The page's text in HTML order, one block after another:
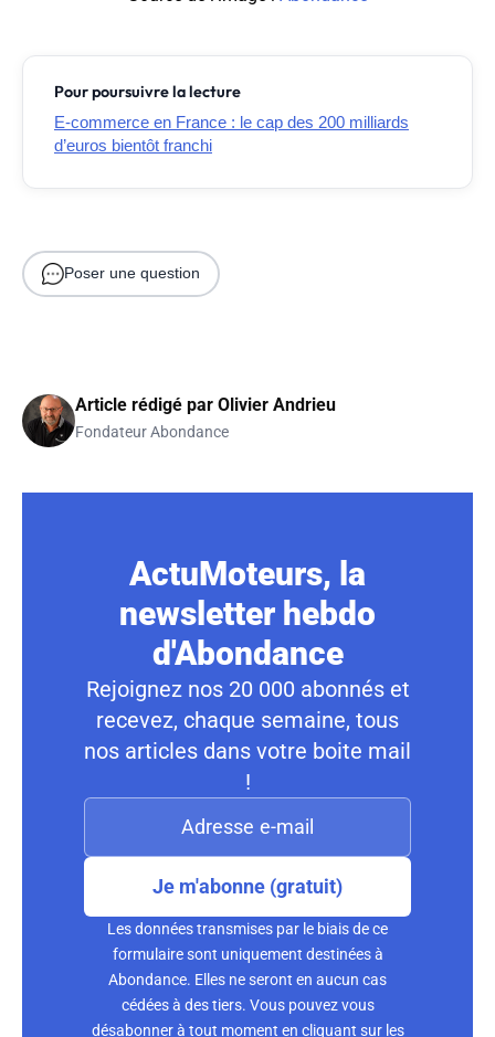
Pour poursuivre la lecture
E-commerce en France : le cap des 200 milliards
d’euros bientôt franchi
Poser une question
Article rédigé par Olivier Andrieu
Fondateur Abondance
ActuMoteurs, la
newsletter hebdo
d'Abondance
Rejoignez nos 20 000 abonnés et
recevez, chaque semaine, tous
nos articles dans votre boite mail
!
Je m'abonne (gratuit)
Les données transmises par le biais de ce
formulaire sont uniquement destinées à
Abondance. Elles ne seront en aucun cas
cédées à des tiers. Vous pouvez vous
désabonner à tout moment en cliquant sur les